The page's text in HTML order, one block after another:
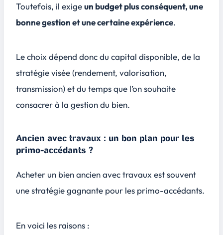
Toutefois, il exigeun budget plus conséquent, une
bonne gestion et une certaine expérience.
Le choix dépend donc du capital disponible, de la
stratégie visée (rendement, valorisation,
transmission) et du temps que l’on souhaite
consacrer à la gestion du bien.
Ancien avec travaux : un bon plan pour les
primo-accédants ?
Acheter un bien ancien avec travaux est souvent
une stratégie gagnante pour les primo-accédants.
En voici les raisons :